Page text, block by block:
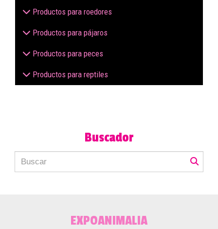
Productos para roedores
Productos para pájaros
Productos para peces
Productos para reptiles
Buscador
EXPOANIMALIA